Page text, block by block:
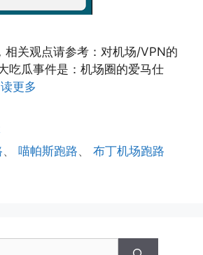
相关观点请参考：对机场/VPN的
吃瓜事件是：机场圈的爱马仕
更多
、喵帕斯跑路、布丁机场跑路